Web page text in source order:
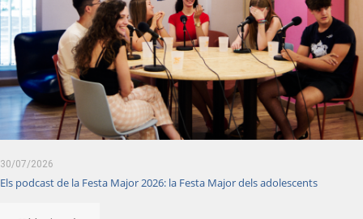
30/07/2026
Els podcast de la Festa Major 2026: la Festa Major dels adolescents